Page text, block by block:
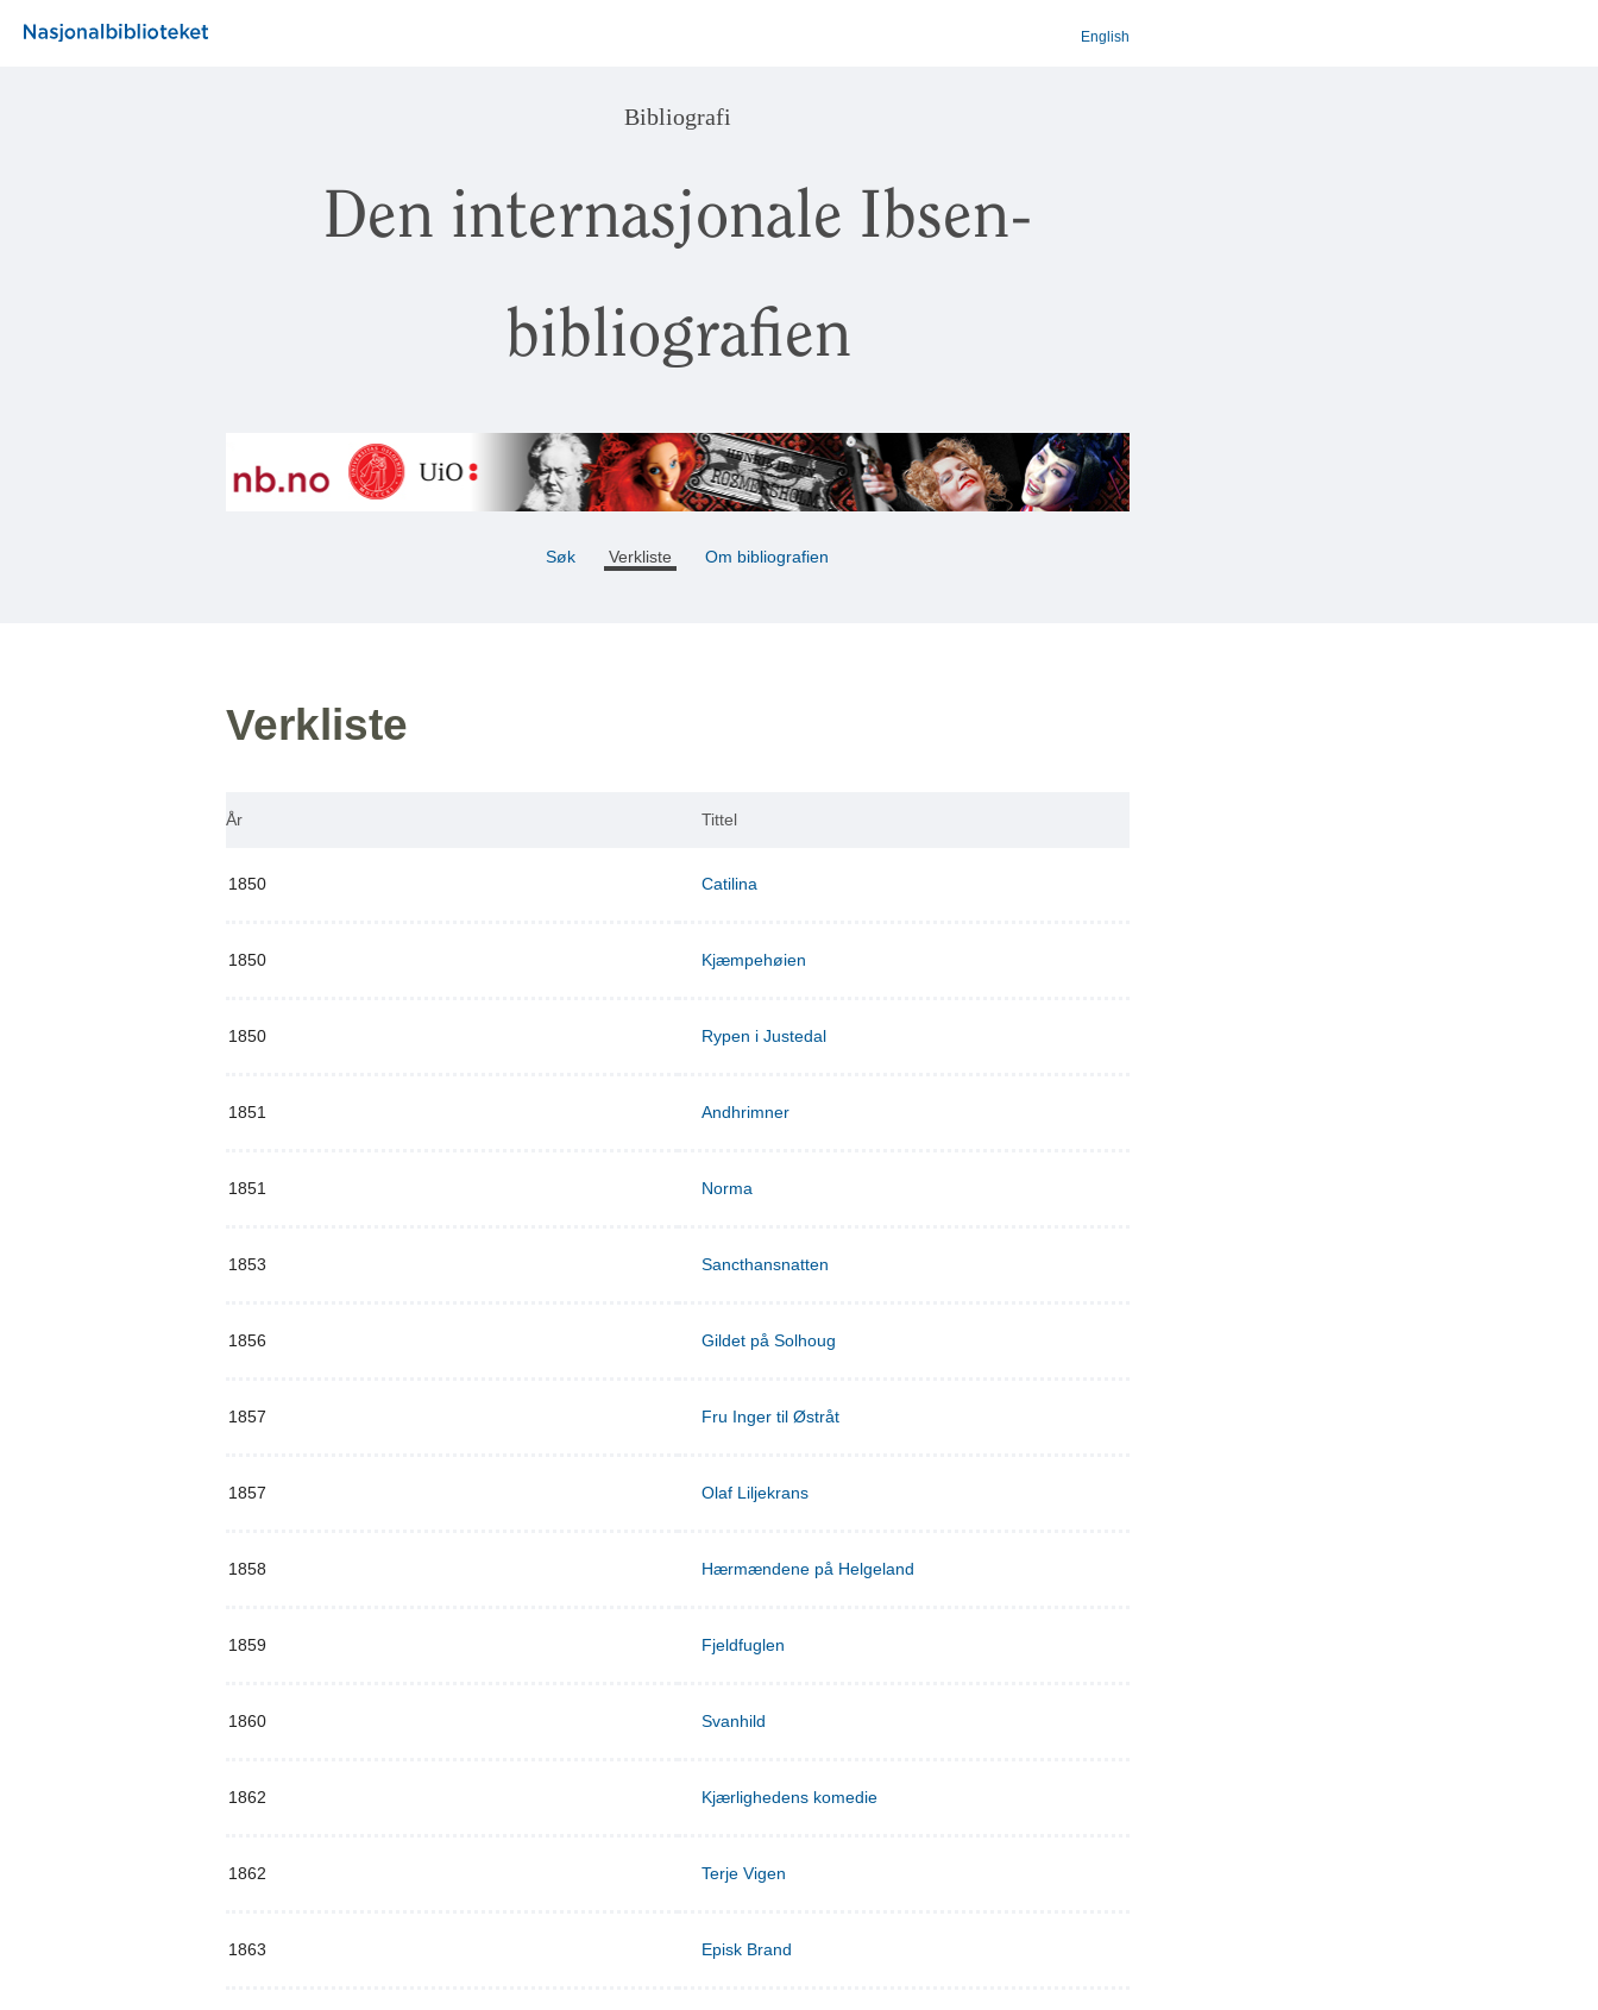
English
Bibliografi
Den internasjonale Ibsen-
bibliografien
Søk Verkliste Om bibliografien
Verkliste
År Tittel
1850 Catilina
1850 Kjæmpehøien
1850 Rypen i Justedal
1851 Andhrimner
1851 Norma
1853 Sancthansnatten
1856 Gildet på Solhoug
1857 Fru Inger til Østråt
1857 Olaf Liljekrans
1858 Hærmændene på Helgeland
1859 Fjeldfuglen
1860 Svanhild
1862 Kjærlighedens komedie
1862 Terje Vigen
1863 Episk Brand